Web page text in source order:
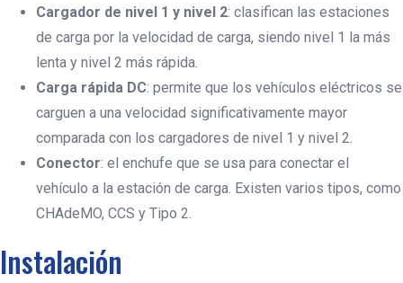
Cargador de nivel 1 y nivel 2: clasifican las estaciones
de carga por la velocidad de carga, siendo nivel 1 la más
lenta y nivel 2 más rápida.
Carga rápida DC: permite que los vehículos eléctricos se
carguen a una velocidad significativamente mayor
comparada con los cargadores de nivel 1 y nivel 2.
Conector: el enchufe que se usa para conectar el
vehículo a la estación de carga. Existen varios tipos, como
CHAdeMO, CCS y Tipo 2.
Instalación
ENVIAR